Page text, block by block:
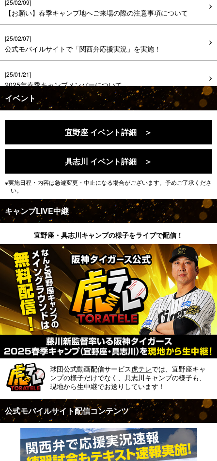
[25/02/09]
【お願い】春季キャンプ地へご来場の際の注意事項について
[25/02/07]
公式モバイルサイトで「関西弁応援実況」を実施！
[25/01/21]
2025年春季キャンプメンバーについて
[25/01/09]
春季キャンプの日程および期間中の対外試合について
イベント
宜野座 イベント詳細 ＞
具志川 イベント詳細 ＞
※実施日程・内容は急遽変更・中止になる場合がございます。予めご了承くださ
い。
キャンプLIVE中継
宜野座・具志川キャンプの様子をライブで配信！
球団公式動画配信サービス 虎テレでは、宜野座キャ
ンプの様子だけでなく、具志川キャンプの様子も、
現地から生中継でお送りしています！
公式モバイルサイト配信コンテンツ